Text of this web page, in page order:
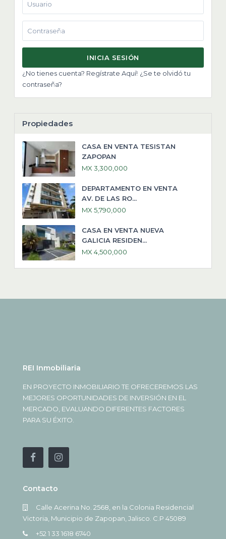
INICIA SESIÓN
¿No tienes cuenta? Regístrate Aquí! ¿Se te olvidó tu
contraseña?
Propiedades
CASA EN VENTA TESISTAN
ZAPOPAN
MX 3,300,000
DEPARTAMENTO EN VENTA
AV. DE LAS RO...
MX 5,790,000
CASA EN VENTA NUEVA
GALICIA RESIDEN...
MX 4,500,000
REI Inmobiliaria
EN PROYECTO INMOBILIARIO TE OFRECEREMOS LAS
MEJORES OPORTUNIDADES DE INVERSIÓN EN EL
MERCADO, EVALUANDO DIFERENTES FACTORES
PARA SU ÉXITO.
Contacto
Calle Acerina No. 2568, en la Colonia Residencial
Victoria, Municipio de Zapopan, Jalisco. C.P 45089
+52 1 33 1618 6740